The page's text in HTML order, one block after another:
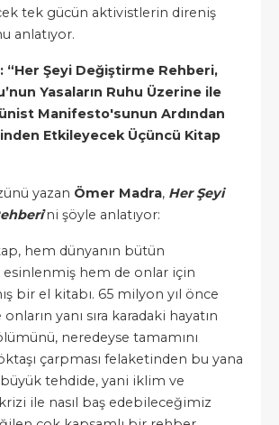
tek gücün aktivistlerin direniş
anlatıyor.
“Her Şeyi Değiştirme Rehberi,
Yasaların Ruhu Üzerine ile
Manifesto'sunun Ardından
Etkileyecek Üçüncü Kitap
yazan Ömer Madra, Her Şeyi
’ni şöyle anlatıyor:
hem dünyanın bütün
hem de onlar için
bir el kitabı. 65 milyon yıl önce
yanı sıra karadaki hayatın
neredeyse tamamını
çarpması felaketinden bu yana
tehdide, yani iklim ve
ile nasıl baş edebileceğimiz